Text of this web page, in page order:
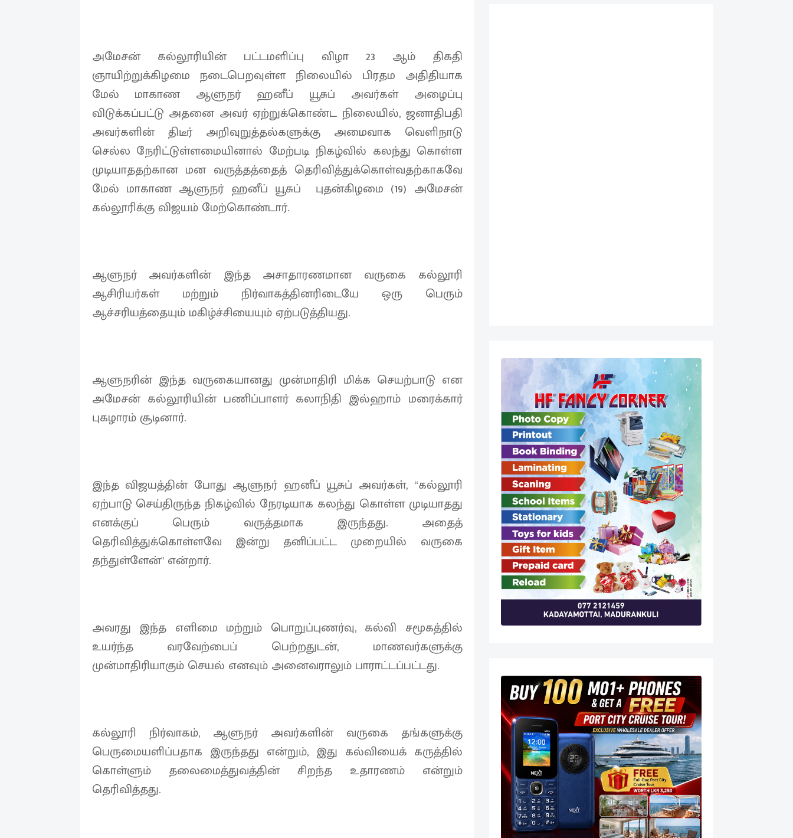
அமேசன் கல்லூரியின் பட்டமளிப்பு விழா 23 ஆம் திகதி
ஞாயிற்றுக்கிழமை நடைபெறவுள்ள நிலையில் பிரதம அதிதியாக
மேல் மாகாண ஆளுநர் ஹனீப் யூசுப் அவர்கள் அழைப்பு
விடுக்கப்பட்டு அதனை அவர் ஏற்றுக்கொண்ட நிலையில், ஜனாதிபதி
அவர்களின் திடீர் அறிவுறுத்தல்களுக்கு அமைவாக வெளிநாடு
செல்ல நேரிட்டுள்ளமையினால் மேற்படி நிகழ்வில் கலந்து கொள்ள
முடியாததற்கான மன வருத்தத்தைத் தெரிவித்துக்கொள்வதற்காகவே
மேல் மாகாண ஆளுநர் ஹனீப் யூசுப் புதன்கிழமை (19) அமேசன்
கல்லூரிக்கு விஜயம் மேற்கொண்டார்.
ஆளுநர் அவர்களின் இந்த அசாதாரணமான வருகை கல்லூரி
ஆசிரியர்கள் மற்றும் நிர்வாகத்தினரிடையே ஒரு பெரும்
ஆச்சரியத்தையும் மகிழ்ச்சியையும் ஏற்படுத்தியது.
ஆளுநரின் இந்த வருகையானது முன்மாதிரி மிக்க செயற்பாடு என
அமேசன் கல்லூரியின் பணிப்பாளர் கலாநிதி இல்ஹாம் மரைக்கார்
புகழாரம் சூடினார்.
இந்த விஜயத்தின் போது ஆளுநர் ஹனீப் யூசுப் அவர்கள், “கல்லூரி
ஏற்பாடு செய்திருந்த நிகழ்வில் நேரடியாக கலந்து கொள்ள முடியாதது
எனக்குப் பெரும் வருத்தமாக இருந்தது. அதைத்
தெரிவித்துக்கொள்ளவே இன்று தனிப்பட்ட முறையில் வருகை
தந்துள்ளேன்" என்றார்.
அவரது இந்த எளிமை மற்றும் பொறுப்புணர்வு, கல்வி சமூகத்தில்
உயர்ந்த வரவேற்பைப் பெற்றதுடன், மாணவர்களுக்கு
முன்மாதிரியாகும் செயல் எனவும் அனைவராலும் பாராட்டப்பட்டது.
கல்லூரி நிர்வாகம், ஆளுநர் அவர்களின் வருகை தங்களுக்கு
பெருமையளிப்பதாக இருந்தது என்றும், இது கல்வியைக் கருத்தில்
கொள்ளும் தலைமைத்துவத்தின் சிறந்த உதாரணம் என்றும்
தெரிவித்தது.